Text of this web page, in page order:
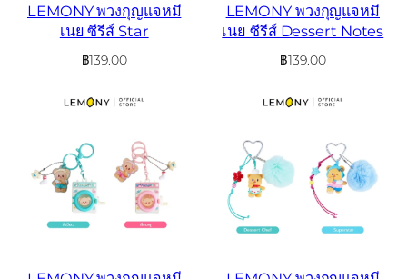
LEMONY พวงกุญแจหมี
เนย ซีรีส์ Star
฿139.00
LEMONY พวงกุญแจหมี
เนย ซีรีส์ Dessert Notes
฿139.00